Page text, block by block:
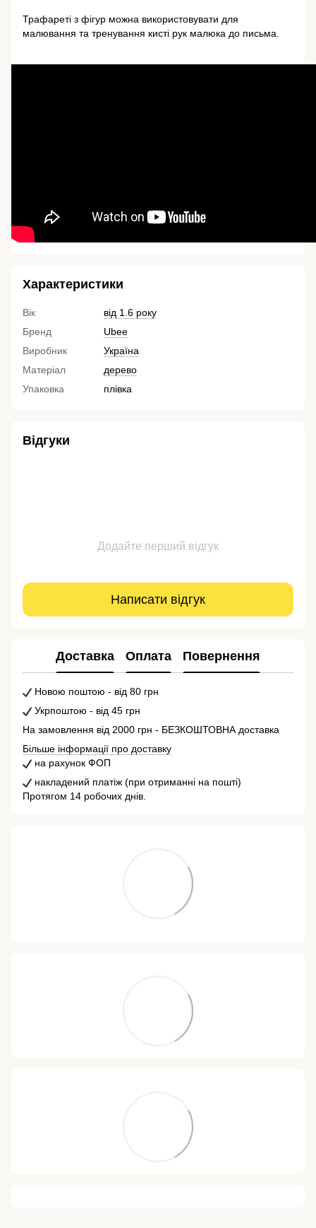
Трафареті з фігур можна використовувати для
малювання та тренування кисті рук малюка до письма.
Характеристики
Вік
від 1.6 року
Бренд
Ubee
Виробник
Україна
Матеріал
дерево
Упаковка
плівка
Відгуки
Додайте перший відгук
Написати відгук
Доставка Оплата Повернення
Новою поштою - від 80 грн
Укрпоштою - від 45 грн
На замовлення від 2000 грн - БЕЗКОШТОВНА доставка
Більше інформації про доставку
на рахунок ФОП
накладений платіж (при отриманні на пошті)
Протягом 14 робочих днів.